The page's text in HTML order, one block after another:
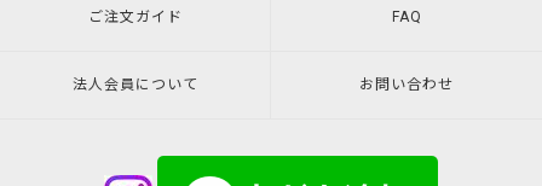
ご注文ガイド FAQ
法人会員について お問い合わせ